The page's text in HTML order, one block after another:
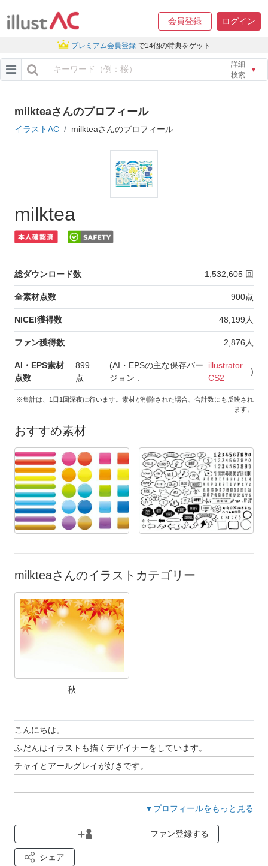
会員登録 ログイン
プレミアム会員登録 で14個の特典をゲット
詳細
検索
▼
milkteaさんのプロフィール
イラストAC milkteaさんのプロフィール
milktea
総ダウンロード数 1,532,605 回
全素材点数 900点
NICE!獲得数 48,199 人
ファン獲得数 2,876 人
AI・EPS素材
点数
899
点
(AI・EPSの主な保存バー
ジョン :
illustrator
CS2
)
※集計は、1日1回深夜に行います。素材が削除された場合、合計数にも反映され
ます。
おすすめ素材
milkteaさんのイラストカテゴリー
秋
こんにちは。
ふだんはイラストも描くデザイナーをしています。
チャイとアールグレイが好きです。
▼プロフィールをもっと見る
ファン登録する
シェア